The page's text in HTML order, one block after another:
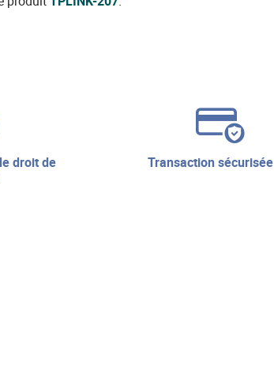
transaction sécurisée